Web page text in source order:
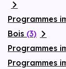
Programmes
Bois (3)
Programmes
Programmes